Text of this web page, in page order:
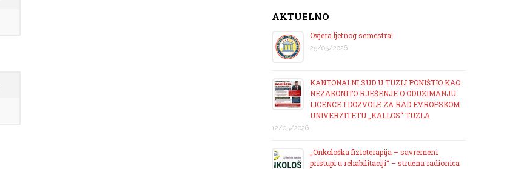
AKTUELNO
Ovjera ljetnog semestra!
25/05/2026
KANTONALNI SUD U TUZLI PONIŠTIO KAO
NEZAKONITO RJEŠENJE O ODUZIMANJU
LICENCE I DOZVOLE ZA RAD EVROPSKOM
UNIVERZITETU „KALLOS“ TUZLA
12/05/2026
„Onkološka fizioterapija – savremeni
pristupi u rehabilitaciji“ – stručna radionica